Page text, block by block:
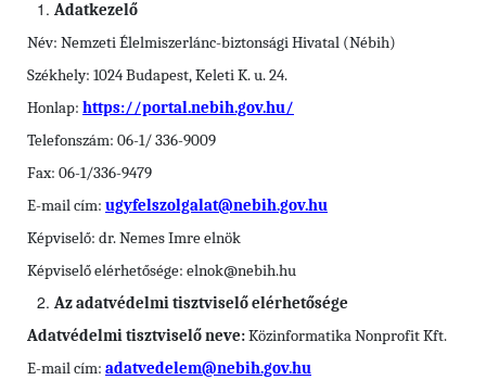
Adatkezelő
Név: Nemzeti Élelmiszerlánc-biztonsági Hivatal (Nébih)
Székhely: 1024 Budapest, Keleti K. u. 24.
Honlap: https://portal.nebih.gov.hu/
Telefonszám: 06-1/ 336-9009
Fax: 06-1/336-9479
E-mail cím: ugyfelszolgalat@nebih.gov.hu
Képviselő: dr. Nemes Imre elnök
Képviselő elérhetősége: elnok@nebih.hu
Az adatvédelmi tisztviselő elérhetősége
Adatvédelmi tisztviselő neve:Közinformatika Nonprofit Kft.
E-mail cím: adatvedelem@nebih.gov.hu